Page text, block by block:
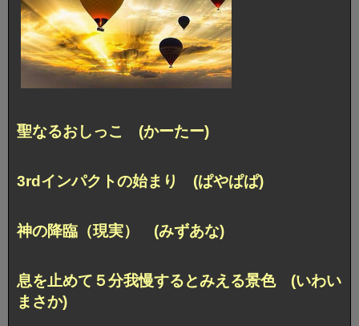
聖なるおしっこ (かーたー)
3rdインパクトの始まり (ぱやぱぱ)
神の降臨（現実） (みずあな)
息を止めて５分我慢するとみえる景色 (いわい
まさか)